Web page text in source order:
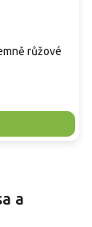
růžové
a